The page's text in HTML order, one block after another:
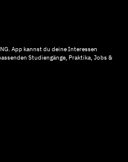
App kannst du deine Interessen
Studiengänge, Praktika, Jobs &